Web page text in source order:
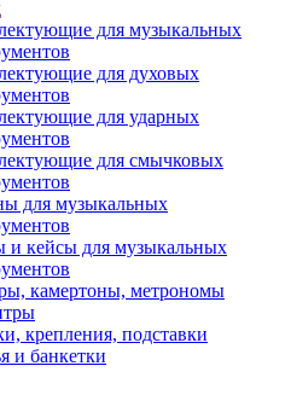
для музыкальных
для духовых
для ударных
для смычковых
для музыкальных
и кейсы для музыкальных
камертоны, метрономы
крепления, подставки
и банкетки